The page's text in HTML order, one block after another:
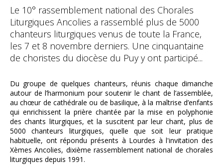
Le 10° rassemblement national des Chorales
Liturgiques Ancolies a rassemblé plus de 5000
chanteurs liturgiques venus de toute la France,
les 7 et 8 novembre derniers. Une cinquantaine
de choristes du diocèse du Puy y ont participé...
Du groupe de quelques chanteurs, réunis chaque dimanche
autour de l’harmonium pour soutenir le chant de l’assemblée,
au chœur de cathédrale ou de basilique, à la maîtrise d’enfants
qui enrichissent la prière chantée par la mise en polyphonie
des chants liturgiques, et la suscitent par leur chant, plus de
5000 chanteurs liturgiques, quelle que soit leur pratique
habituelle, ont répondu présents à Lourdes à l'invitation des
Xèmes Ancolies, dixième rassemblement national de chorales
liturgiques depuis 1991.